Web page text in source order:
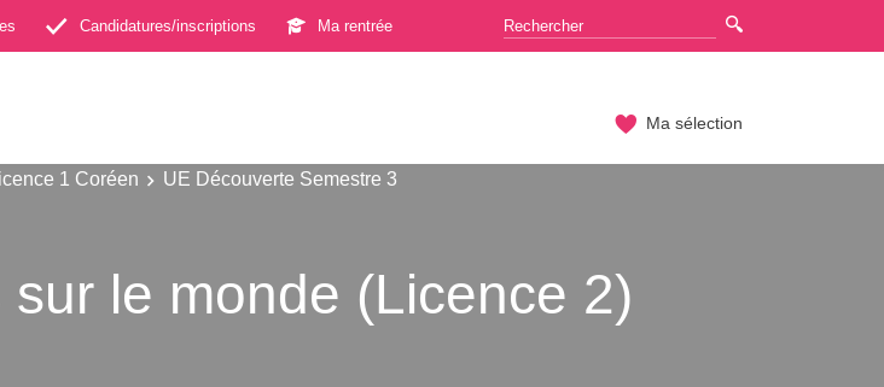
Candidatures/inscriptions Ma rentrée
Ma sélection
1 Coréen UE Découverte Semestre 3
le monde (Licence 2)